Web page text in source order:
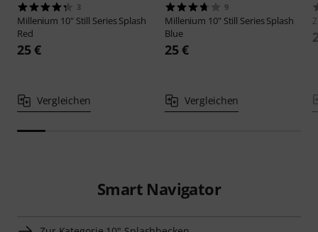
3
Millenium 10" Still Series Splash
Red
25 €
Vergleichen
9
Millenium 10" Still Series Splash
Blue
25 €
Vergleichen
Smart Navigator